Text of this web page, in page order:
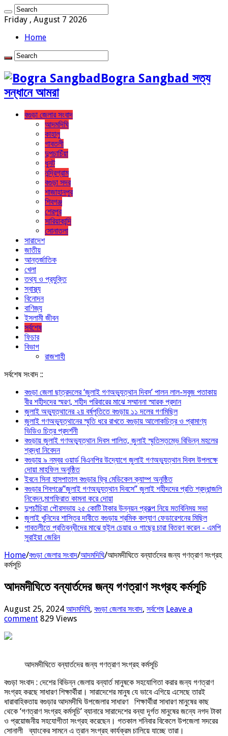
Friday , August 7 2026
Home
Bogra Sangbad সত্য
সন্ধানে আমরা
বগুড়া জেলার সংবাদ
আদমদিঘি
কাহালু
গাবতলী
দুপচাচিঁয়া
ধুনট
নন্দ্রিগ্রাম
বগুড়া সদর
শাজাহানপুর
শিবগঞ্জ
শেরপুর
সারিয়াকান্দি
সোনাতলা
সারাদেশ
জাতীয়
আন্তর্জাতিক
খেলা
তথ্য ও প্রযুক্তি
স্বাস্থ্য
বিনোদন
বাণিজ্য
ইসলামী জীবন
সর্বশেষ
ফিচার
বিভাগ
রাজশাহী
সর্বশেষ সংবাদ ::
বগুড়া জেলা ছাত্রদলের ‘জুলাই গণঅভ্যুত্থান দিবস’ পালন লাল-সবুজ পতাকায়
বীর শহীদদের স্মরণ, শহীদ পরিবারের মাঝে সম্মাননা স্মারক প্রদান
জুলাই অভ্যুত্থানের ২য় বর্ষপূতিতে বগুড়ায় ১১ দলের গণমিছিল
জুলাই গণঅভ্যুত্থানের স্মৃতি ধরে রাখতে বগুড়ায় আলোকচিত্র ও প্রামাণ্য
ভিডিও চিত্র প্রদর্শনী
বগুড়ায় জুলাই গণঅভ্যুত্থান দিবস পালিত, জুলাই স্মৃতিস্তম্ভে বিভিন্ন মহলের
শ্রদ্ধা নিবেদন
বগুড়ায় ৯ নম্বর ওয়ার্ড বিএনপির উদ্যোগে জুলাই গণঅভ্যুত্থান দিবস উপলক্ষে
দোয়া মাহফিল অনুষ্ঠিত
ইবনে সিনা হাসপাতাল বগুড়ার ফ্রি মেডিকেল ক্যাম্প অনুষ্ঠিত
বগুড়ার শিবগঞ্জে”জুলাই গণঅভ্যুত্থান দিবসে” জুলাই শহীদদের প্রতি শ্রদ্ধান্জলি
নিবেদন,মাগফিরাত কামনা করে দোয়া
দুপচাঁচিয়া পৌরসভায় ২৫ কোটি টাকার উন্নয়ন প্রকল্প নিয়ে মতবিনিময় সভা
জুলাই খুনিদের শাস্তির দাবীতে বগুড়ায় শ্রমিক কল্যাণ ফেডারেশনের মিছিল
‎গাবতলীতে প্রতিবন্ধীদের মাঝে হুইল ‎চেয়ার ও গাছের চারা বিতরণ করেন ‎- এমপি
সুরাইয়া জেরিন
Home/বগুড়া জেলার সংবাদ/আদমদিঘি/আদমদীঘিতে বন্যার্তদের জন্য গণত্রাণ সংগ্রহ
কর্মসূচি
আদমদীঘিতে বন্যার্তদের জন্য গণত্রাণ সংগ্রহ কর্মসূচি
August 25, 2024 আদমদিঘি, বগুড়া জেলার সংবাদ, সর্বশেষ Leave a
comment 829 Views
আদমদীঘিতে বন্যার্তদের জন্য গণত্রাণ সংগ্রহ কর্মসূচি
বগুড়া সংবাদ : দেশের বিভিন্ন জেলায় বন্যার্ত মানুষকে সহযোগিতা করার জন্য গণত্রাণ
সংগ্রহ করছে সাধারণ শিক্ষার্থীরা। সারাদেশের মানুষ যে ভাবে এগিয়ে এসেছে তারই
ধারাবাহিকতায় বগুড়ার আদমদীঘি উপজেলার সাধারণ শিক্ষার্থীরা সাধারণ মানুষের কাছ
থেকে ‘গণত্রাণ সংগ্রহ কর্মসূচি’ ব্যানারে সারাদেশের বন্যা দূর্গত মানুষের জন্যে নগদ টাকা
ও প্রয়োজনীয় সহযোগীতা সংগ্রহ করেছেন। গতকাল শনিবার বিকেলে উপজেলা সদরের
সোনালী ব্যাংকের সামনে এ ত্রান সংগ্রহ কার্যক্রম চালিয়ে যাচ্ছে তারা।